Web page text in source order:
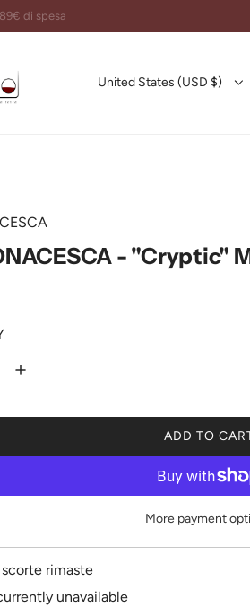
al 100%
United States (USD $)
- "Cryptic"
ADD TO
L
A
I
More payment
rimaste
unavailable